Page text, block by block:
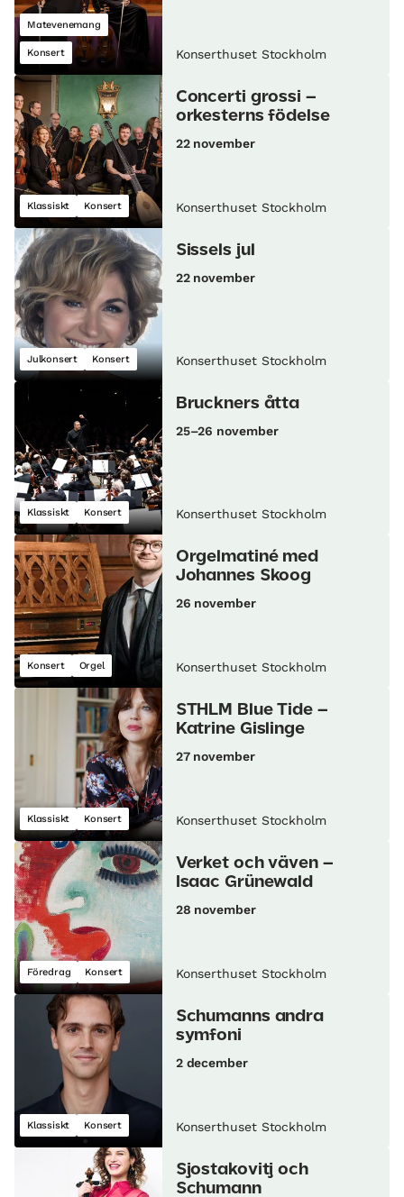
Matevenemang
Konsert Konserthuset Stockholm
Klassiskt Konsert
Concerti grossi –
orkesterns födelse
22 november
Konserthuset Stockholm
Julkonsert Konsert
Sissels jul
22 november
Konserthuset Stockholm
Klassiskt Konsert
Bruckners åtta
25–26 november
Konserthuset Stockholm
Konsert Orgel
Orgelmatiné med
Johannes Skoog
26 november
Konserthuset Stockholm
Klassiskt Konsert
STHLM Blue Tide –
Katrine Gislinge
27 november
Konserthuset Stockholm
Föredrag Konsert
Verket och väven –
Isaac Grünewald
28 november
Konserthuset Stockholm
Klassiskt Konsert
Schumanns andra
symfoni
2 december
Konserthuset Stockholm
Sjostakovitj och
Schumann